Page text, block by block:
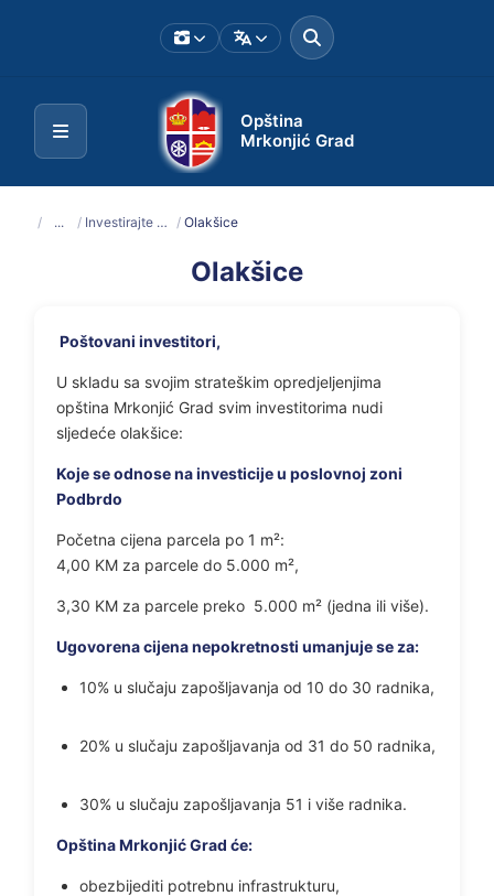
Opština
Mrkonjić Grad
/ ... / Investirajte u Mrkonjić Grad / Olakšice
Olakšice
Poštovani investitori,
U skladu sa svojim strateškim opredjeljenjima
opština Mrkonjić Grad svim investitorima nudi
sljedeće olakšice:
Koje se odnose na investicije u poslovnoj zoni
Podbrdo
Početna cijena parcela po 1 m²:
4,00 KM za parcele do 5.000 m²,
3,30 KM za parcele preko 5.000 m² (jedna ili više).
Ugovorena cijena nepokretnosti umanjuje se za:
10% u slučaju zapošljavanja od 10 do 30 radnika,
20% u slučaju zapošljavanja od 31 do 50 radnika,
30% u slučaju zapošljavanja 51 i više radnika.
Opština Mrkonjić Grad će:
obezbijediti potrebnu infrastrukturu,